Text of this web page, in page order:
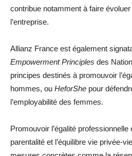
contribue notamment à faire
l’entreprise.
Allianz France est également
Empowerment Principles des
principes destinés à promouvoir
hommes, ou HeforShe pour
l’employabilité des femmes.
Promouvoir l’égalité professionnelle
parentalité et l’équilibre vie privée-